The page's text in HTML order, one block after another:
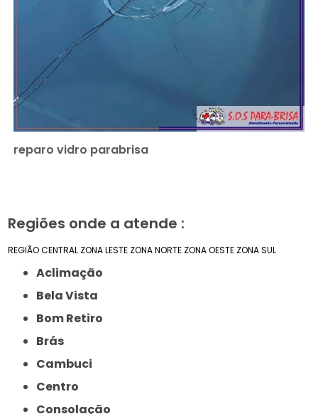
reparo vidro parabrisa
Regiões onde a atende :
REGIÃO CENTRAL ZONA LESTE ZONA NORTE ZONA OESTE ZONA SUL
Aclimação
Bela Vista
Bom Retiro
Brás
Cambuci
Centro
Consolação